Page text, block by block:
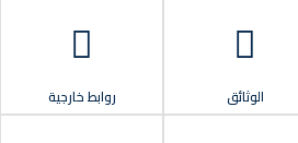
الوثائق روابط خارجية